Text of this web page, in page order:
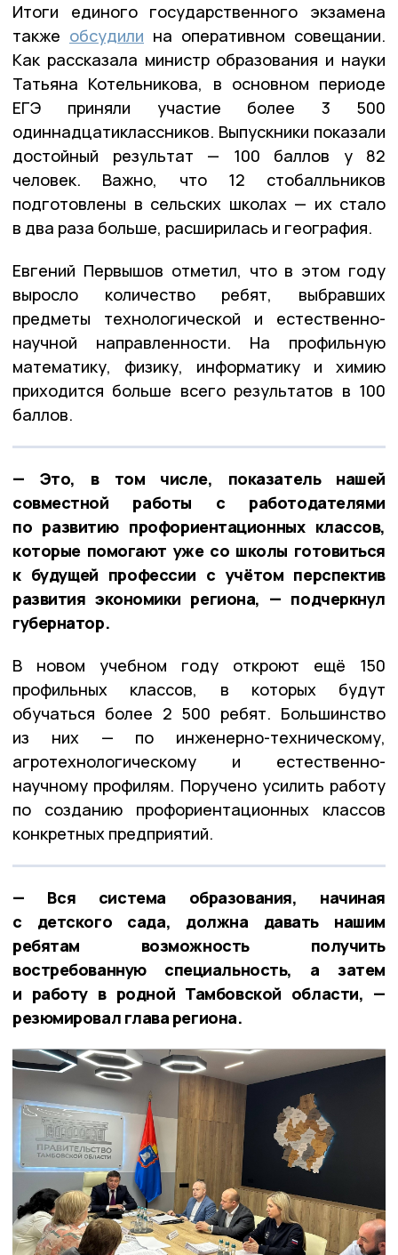
Итоги единого государственного экзамена
также обсудили на оперативном совещании.
Как рассказала министр образования и науки
Татьяна Котельникова, в основном периоде
ЕГЭ приняли участие более 3 500
одиннадцатиклассников. Выпускники показали
достойный результат — 100 баллов у 82
человек. Важно, что 12 стобалльников
подготовлены в сельских школах — их стало
в два раза больше, расширилась и география.
Евгений Первышов отметил, что в этом году
выросло количество ребят, выбравших
предметы технологической и естественно-
научной направленности. На профильную
математику, физику, информатику и химию
приходится больше всего результатов в 100
баллов.
— Это, в том числе, показатель нашей
совместной работы с работодателями
по развитию профориентационных классов,
которые помогают уже со школы готовиться
к будущей профессии с учётом перспектив
развития экономики региона, — подчеркнул
губернатор.
В новом учебном году откроют ещё 150
профильных классов, в которых будут
обучаться более 2 500 ребят. Большинство
из них — по инженерно-техническому,
агротехнологическому и естественно-
научному профилям. Поручено усилить работу
по созданию профориентационных классов
конкретных предприятий.
— Вся система образования, начиная
с детского сада, должна давать нашим
ребятам возможность получить
востребованную специальность, а затем
и работу в родной Тамбовской области, —
резюмировал глава региона.